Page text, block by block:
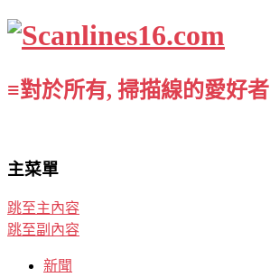
≡對於所有, 掃描線的愛好
主菜單
跳至主內容
跳至副內容
新聞